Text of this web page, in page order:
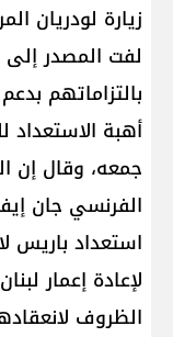
زيارة لودريان
لفت المصدر إلى
بالتزاماتهم
أهبة الاستعداد
جمعه، وقال إن
الفرنسي جان
استعداد
لإعادة إعمار
الظروف